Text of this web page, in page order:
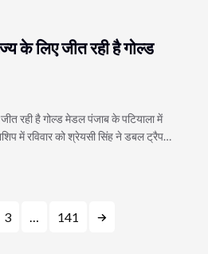
के लिए जीत रही है गोल्ड
रही है गोल्ड मेडल पंजाब के पटियाला में
में रविवार को श्रेयसी सिंह ने डबल ट्रैप…
3 … 141